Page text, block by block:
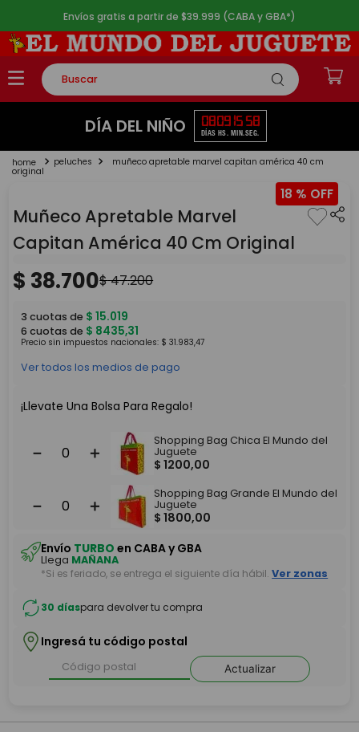
Envíos gratis a partir de $39.999 (CABA y GBA*)
Buscar
TÉRMINOS MÁS BUSCADOS
2.
lego
4.
monopatin
5. toy story
DÍA DEL NIÑO 08
DÍAS
09
HS.
15
MIN.
58
SEG.
peluches muñeco apretable marvel capitan américa 40 cm
original
18 %
Muñeco Apretable Marvel
Capitan América 40 Cm Original
$ 38.700$47.200
3 cuotas de $ 15.019
6 cuotas de $ 8435,31
Precio sin impuestos nacionales: $ 31.983,47
Ver todos los medios de pago
¡Llevate Una Bolsa Para Regalo!
＋
－
Shopping Bag Chica El Mundo del
Juguete
$ 1200,00
＋
－
Shopping Bag Grande El Mundo del
Juguete
$ 1800,00
Envío TURBO en CABA y GBA
Llega MAÑANA
*Si es feriado, se entrega el siguiente día hábil. Ver zonas
30 díaspara devolver tu compra
Ingresá tu código postal
Actualizar